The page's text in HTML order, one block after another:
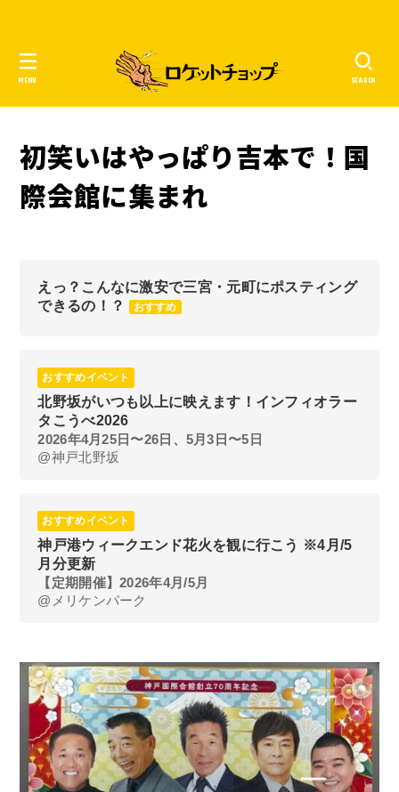
SEARCH
MENU
初笑いはやっぱり吉本で！国
際会館に集まれ
えっ？こんなに激安で三宮・元町にポスティング
できるの！？
おすすめ
2026年4月25日〜26日、5月3日〜5日
@神戸北野坂
北野坂がいつも以上に映えます！インフィオラー
タこうべ2026
おすすめイベント
【定期開催】2026年4月/5月
@メリケンパーク
神戸港ウィークエンド花火を観に行こう ※4月/5
月分更新
おすすめイベント